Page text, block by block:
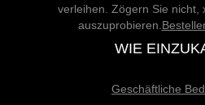
verleihen. Zögern Sie nicht,
auszuprobieren.
WIE
Geschäftliche